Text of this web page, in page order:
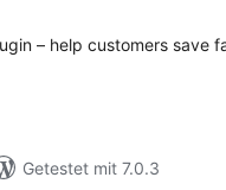
– help customers save
Getestet mit 7.0.3